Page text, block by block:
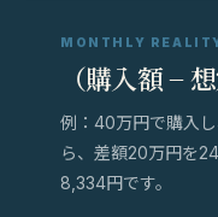
MONTHLY
（購入額 −
例：40万円で購入
ら、差額20万円を
8,334円です。